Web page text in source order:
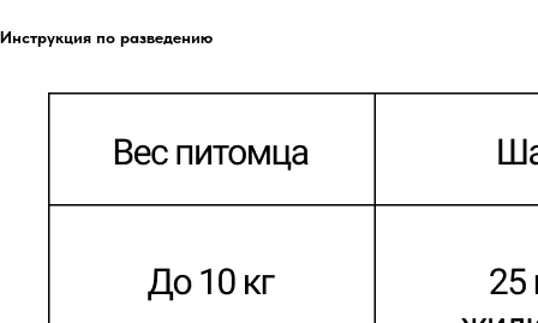
Инструкция по разведению